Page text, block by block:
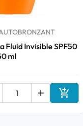
Fluid Invisible SPF50
ml
 